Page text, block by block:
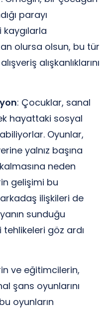
parayı
olursa olsun, bu tür
alışkanlıklarını
: Çocuklar, sanal
hayattaki sosyal
Oyunlar,
yalnız başına
neden
gelişimi bu
ilişkileri de
sunduğu
göz ardı
ve eğitimcilerin,
şans oyunlarını
oyunların